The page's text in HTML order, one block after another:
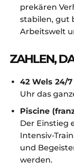
prekären
stabilen, gut
Arbeitswelt
ZAHLEN,
42 Wels 24/7
Uhr das
Piscine
Der Einstieg
Intensiv-
und
werden.